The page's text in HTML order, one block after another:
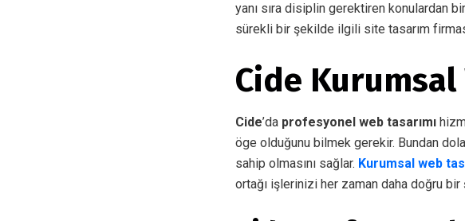
yanı sıra disiplin gerektiren konulardan
sürekli bir şekilde ilgili site tasarım
Cide Kurumsal
Cide’da profesyonel web tasarımı
öge olduğunu bilmek gerekir. Bundan
sahip olmasını sağlar. Kurumsal web
ortağı işlerinizi her zaman daha doğru bir